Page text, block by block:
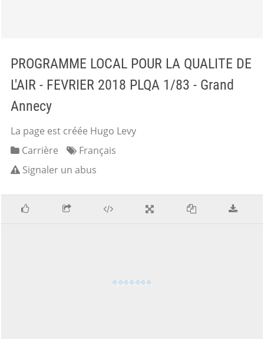
PROGRAMME LOCAL POUR LA QUALITE DE
L'AIR - FEVRIER 2018 PLQA 1/83 - Grand
Annecy
La page est créée Hugo Levy
Carrière
Français
Signaler un abus